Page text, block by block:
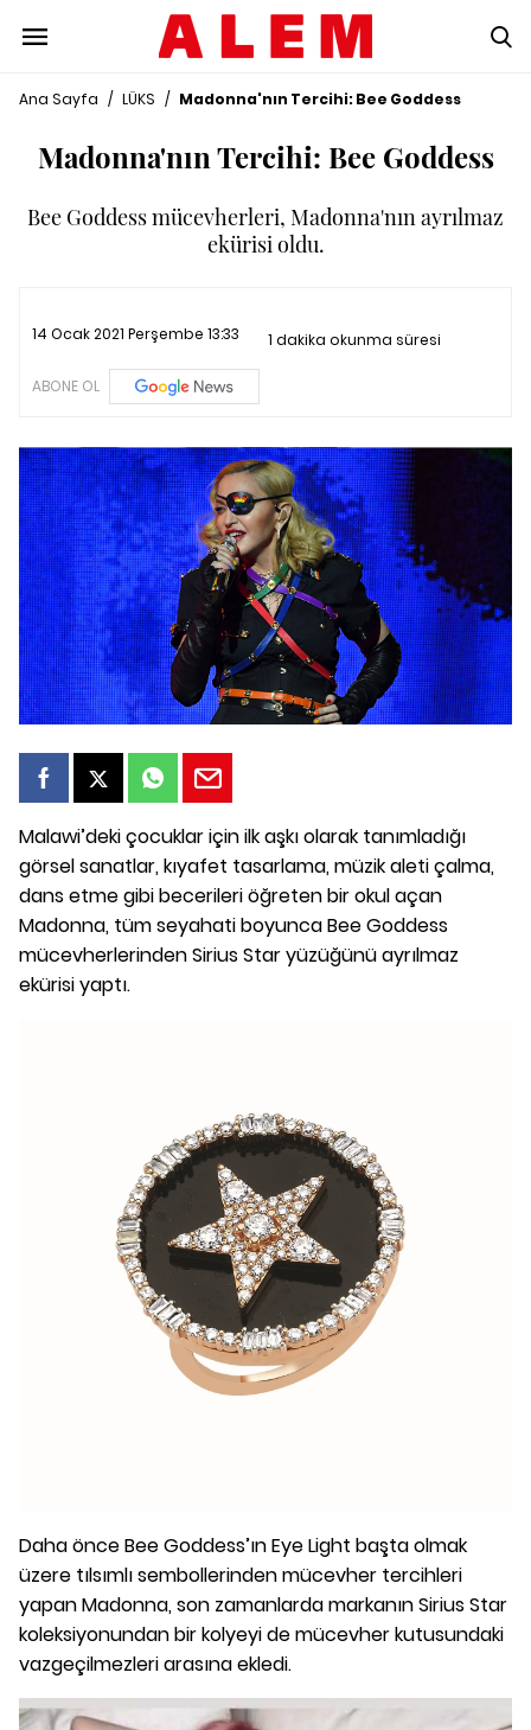
Ana Sayfa / LÜKS / Madonna'nın Tercihi: Bee Goddess
Madonna'nın Tercihi: Bee Goddess
Bee Goddess mücevherleri, Madonna'nın ayrılmaz
ekürisi oldu.
14 Ocak 2021 Perşembe 13:33 1 dakika okunma süresi
ABONE OL
Malawi’deki çocuklar için ilk aşkı olarak tanımladığı
görsel sanatlar, kıyafet tasarlama, müzik aleti çalma,
dans etme gibi becerileri öğreten bir okul açan
Madonna, tüm seyahati boyunca Bee Goddess
mücevherlerinden Sirius Star yüzüğünü ayrılmaz
ekürisi yaptı.
Daha önce Bee Goddess’ın Eye Light başta olmak
üzere tılsımlı sembollerinden mücevher tercihleri
yapan Madonna, son zamanlarda markanın Sirius Star
koleksiyonundan bir kolyeyi de mücevher kutusundaki
vazgeçilmezleri arasına ekledi.